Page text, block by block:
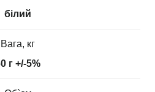
білий
Вага, кг
г +/-5%